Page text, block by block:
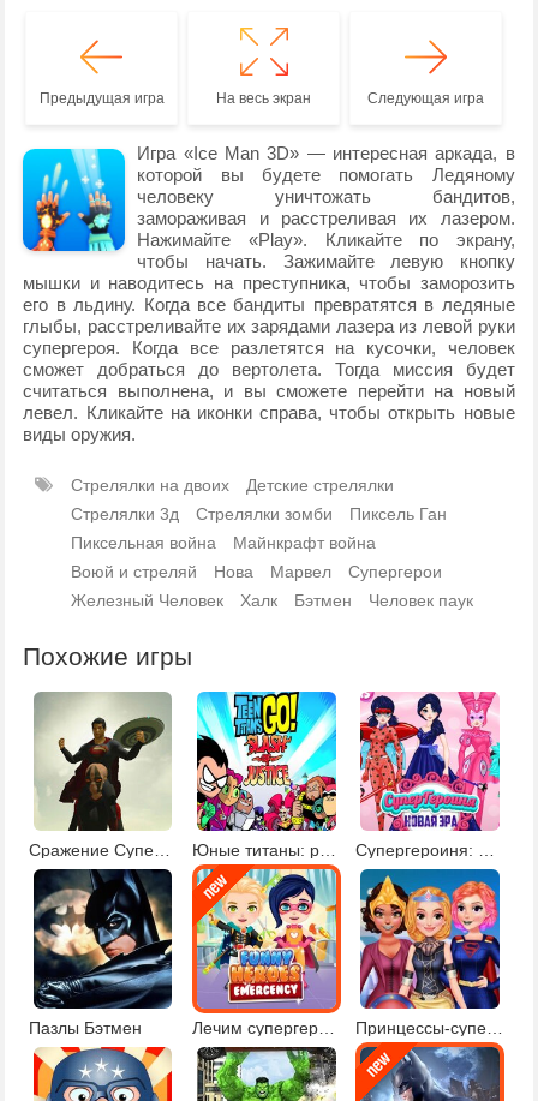
Предыдущая игра На весь экран Следующая игра
Игра «Ice Man 3D» — интересная аркада, в
которой вы будете помогать Ледяному
человеку уничтожать бандитов,
замораживая и расстреливая их лазером.
Нажимайте «Play». Кликайте по экрану,
чтобы начать. Зажимайте левую кнопку
мышки и наводитесь на преступника, чтобы заморозить
его в льдину. Когда все бандиты превратятся в ледяные
глыбы, расстреливайте их зарядами лазера из левой руки
супергероя. Когда все разлетятся на кусочки, человек
сможет добраться до вертолета. Тогда миссия будет
считаться выполнена, и вы сможете перейти на новый
левел. Кликайте на иконки справа, чтобы открыть новые
виды оружия.
Стрелялки на двоих
Детские стрелялки
Стрелялки 3д
Стрелялки зомби
Пиксель Ган
Пиксельная война
Майнкрафт война
Воюй и стреляй
Нова Марвел
Супергерои
Железный Человек
Халк Бэтмен Человек паук
Похожие игры
Сражение Супермена с инопланетянами Юные титаны: рубка справедливости
Пазлы Бэтмен Лечим супергероев Принцессы-супергерои